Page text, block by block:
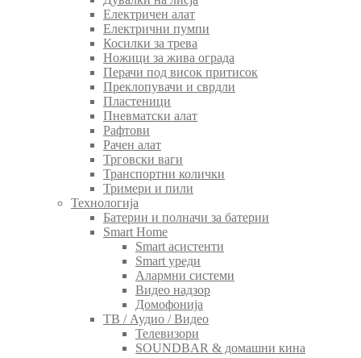
Електричен алат
Електрични пумпи
Косилки за трева
Ножици за жива ограда
Перачи под висок притисок
Преклопувачи и сврдли
Пластеници
Пневматски алат
Рафтови
Рачен алат
Трговски ваги
Транспортни колички
Тримери и пили
Технологија
Батерии и полначи за батерии
Smart Home
Smart асистенти
Smart уреди
Алармни системи
Видео надзор
Домофонија
ТВ / Аудио / Видео
Телевизори
SOUNDBAR & домашни кина